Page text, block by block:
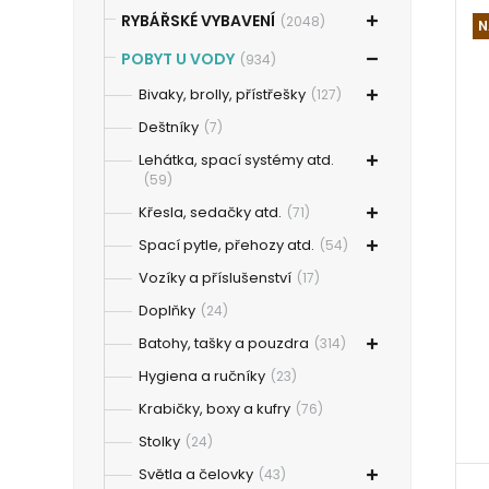
RYBÁŘSKÉ VYBAVENÍ (2048)
POBYT U VODY (934)
Bivaky, brolly, přístřešky (127)
Deštníky (7)
Lehátka, spací systémy atd.
(59)
Křesla, sedačky atd. (71)
Spací pytle, přehozy atd. (54)
Vozíky a příslušenství (17)
Doplňky (24)
Batohy, tašky a pouzdra (314)
Hygiena a ručníky (23)
Krabičky, boxy a kufry (76)
Stolky (24)
Světla a čelovky (43)